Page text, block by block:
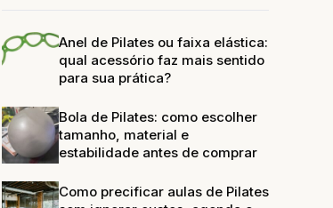
Anel de Pilates ou faixa elástica:
qual acessório faz mais sentido
para sua prática?
Bola de Pilates: como escolher
tamanho, material e
estabilidade antes de comprar
Como precificar aulas de Pilates